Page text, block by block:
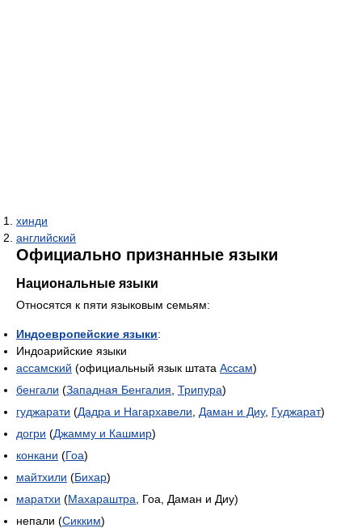
хинди
английский
Официально признанные языки
Национальные языки
Относятся к пяти языковым семьям:
Индоевропейские языки:
Индоарийские языки
ассамский (официальный язык штата Ассам)
бенгали (Западная Бенгалия Трипура)
гуджарати (Дадра и Нагархавели Даман и Диу, Гуджарат)
догри (Джамму и Кашмир)
конкани (Гоа)
майтхили (Бихар)
маратхи (Махараштра , Гоа, Даман и Диу)
непали (Сикким)